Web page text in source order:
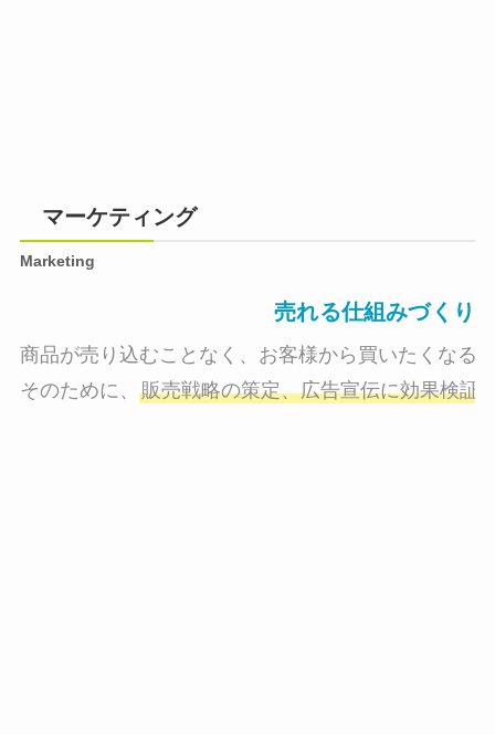
マーケティング
Marketing
売れる仕組みづくり
商品が売り込むことなく、お客様から買いたくなる
そのために、 販売戦略の策定、広告宣伝に効果検証